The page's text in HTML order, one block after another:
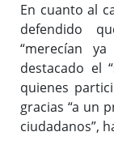
En cuanto al
defendido
“merecían
destacado el
quienes
gracias “a un
ciudadanos”,